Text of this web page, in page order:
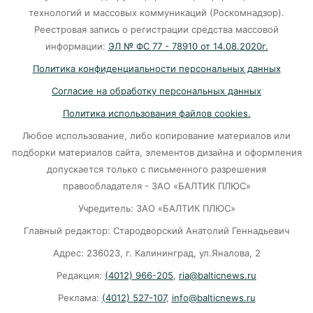
Калининград и Москва объединяются ради
07-08-2026
Убийцу участника СВО в Балтийске посадили
В Калининграде «КамАЗ» сбил скутериста
07-08-2026
Губернатор объяснил, откуда берутся пустые
колонки на заправках в Калининграде
06-08-2026
технологий и массовых коммуникаций (Роскомнадзор).
Реестровая запись о регистрации средства массовой
информации: ЭЛ № ФС 77 - 78910 от 14.08.2020г.
Политика конфиденциальности персональных данных
Согласие на обработку персональных данных
Политика использования файлов cookies.
Любое использование, либо копирование материалов или
подборки материалов сайта, элементов дизайна и оформления
допускается только с письменного разрешения
правообладателя - ЗАО «БАЛТИК ПЛЮС»
Учредитель: ЗАО «БАЛТИК ПЛЮС»
Главный редактор: Стародворский Анатолий Геннадьевич
Адрес: 236023, г. Калининград, ул.Яналова, 2
Редакция: (4012) 966-205, ria@balticnews.ru
Реклама: (4012) 527-107, info@balticnews.ru